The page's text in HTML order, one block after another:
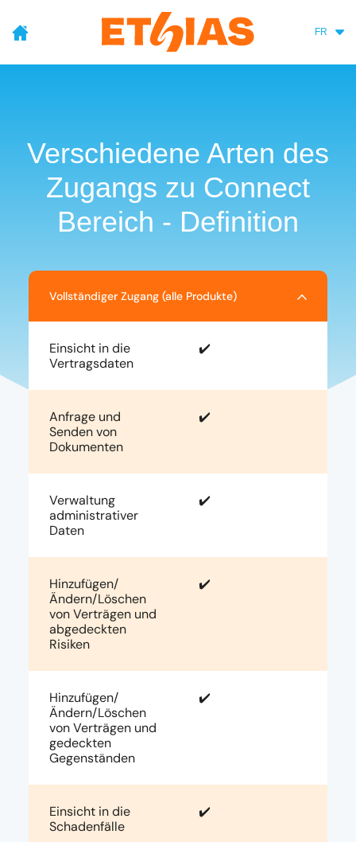
FR
Verschiedene Arten des
Zugangs zu Connect
Bereich - Definition
Vollständiger Zugang (alle Produkte)
Einsicht in die
Vertragsdaten
✔️
Anfrage und
Senden von
Dokumenten
✔️
Verwaltung
administrativer
Daten
✔️
Hinzufügen/
Ändern/Löschen
von Verträgen und
abgedeckten
Risiken
✔️
Hinzufügen/
Ändern/Löschen
von Verträgen und
gedeckten
Gegenständen
✔️
Einsicht in die
Schadenfälle
✔️